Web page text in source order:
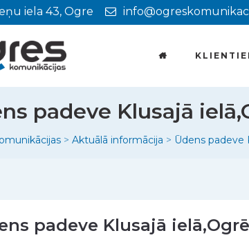
iela 43, Ogre
padeve Klusajā
> Aktuālā informācija > Ūdens padeve
padeve Klusajā